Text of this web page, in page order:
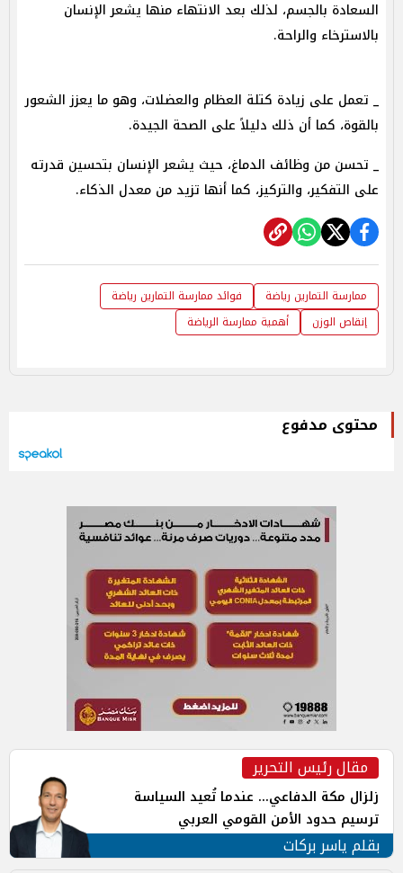
السعادة بالجسم، لذلك بعد الانتهاء منها يشعر الإنسان
بالاسترخاء والراحة.
_ تعمل على زيادة كتلة العظام والعضلات، وهو ما يعزز الشعور
بالقوة، كما أن ذلك دليلاً على الصحة الجيدة.
_ تحسن من وظائف الدماغ، حيث يشعر الإنسان بتحسين قدرته
على التفكير، والتركيز، كما أنها تزيد من معدل الذكاء.
ممارسة التمارين رياضة
فوائد ممارسة التمارين رياضة
إنقاص الوزن
أهمية ممارسة الرياضة
محتوى مدفوع
مقال رئيس التحرير
زلزال مكة الدفاعي... عندما تُعيد السياسة
ترسيم حدود الأمن القومي العربي
بقلم ياسر بركات